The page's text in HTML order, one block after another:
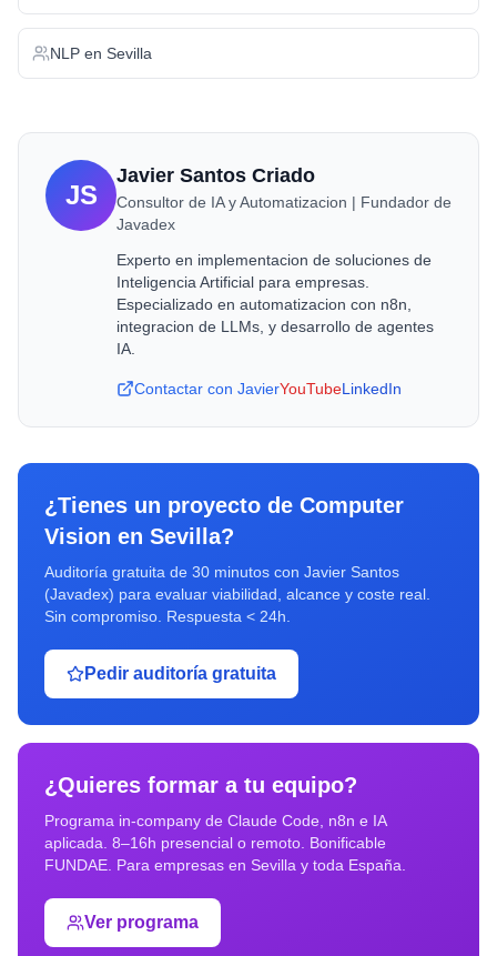
NLP en Sevilla
JS
Javier Santos Criado
Consultor de IA y Automatizacion | Fundador de
Javadex
Experto en implementacion de soluciones de
Inteligencia Artificial para empresas.
Especializado en automatizacion con n8n,
integracion de LLMs, y desarrollo de agentes
IA.
Contactar con JavierYouTubeLinkedIn
¿Tienes un proyecto de Computer
Vision en Sevilla?
Auditoría gratuita de 30 minutos con Javier Santos
(Javadex) para evaluar viabilidad, alcance y coste real.
Sin compromiso. Respuesta < 24h.
Pedir auditoría gratuita
¿Quieres formar a tu equipo?
Programa in-company de Claude Code, n8n e IA
aplicada. 8–16h presencial o remoto. Bonificable
FUNDAE. Para empresas en Sevilla y toda España.
Ver programa